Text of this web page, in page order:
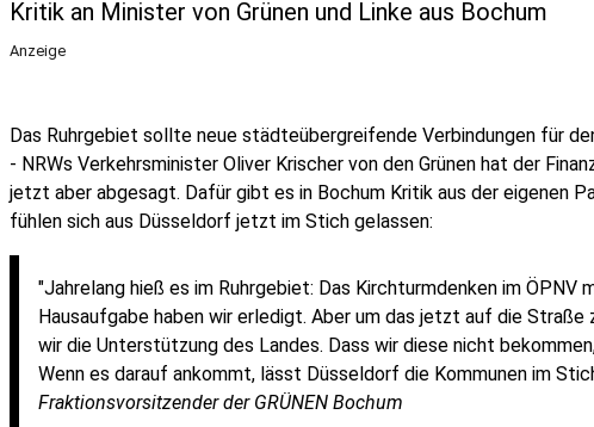
Kritik an Minister von Grünen und Linke aus Bochum
Anzeige
Das Ruhrgebiet sollte neue städteübergreifende Verbindungen für
- NRWs Verkehrsminister Oliver Krischer von den Grünen hat der
jetzt aber abgesagt. Dafür gibt es in Bochum Kritik aus der eigenen
fühlen sich aus Düsseldorf jetzt im Stich gelassen:
"Jahrelang hieß es im Ruhrgebiet: Das Kirchturmdenken im ÖPNV
Hausaufgabe haben wir erledigt. Aber um das jetzt auf die Straße
wir die Unterstützung des Landes. Dass wir diese nicht
Wenn es darauf ankommt, lässt Düsseldorf die Kommunen im
Fraktionsvorsitzender der GRÜNEN Bochum